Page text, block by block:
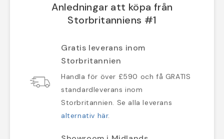
Anledningar att köpa från
Storbritanniens #1
Gratis leverans inom
Storbritannien
Handla för över £590 och få GRATIS
standardleverans inom
Storbritannien. Se alla leverans
alternativ här.